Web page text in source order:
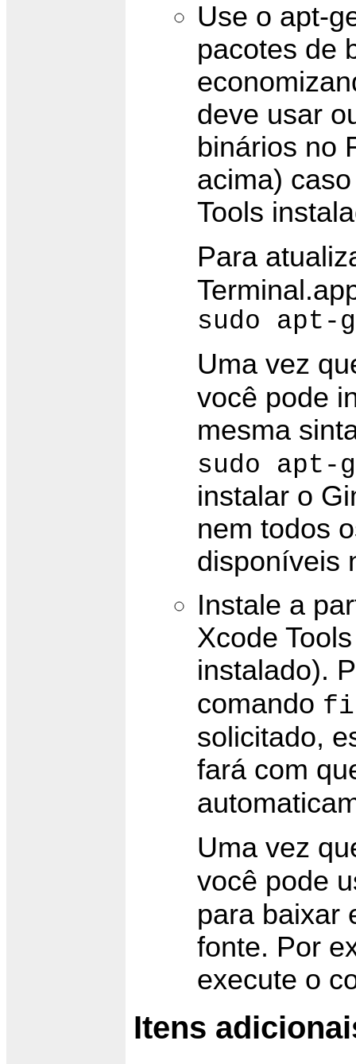
Use o apt-
pacotes de
deve usar
binários no
acima)
Tools
Para
sudo
Uma vez
você pode
mesma
sudo
instalar o
nem todos
disponíveis
Instale a
Xcode
instalado).
comando
solicitado,
fará com
Uma vez
você pode
para baixar
fonte. Por
execute o
Itens